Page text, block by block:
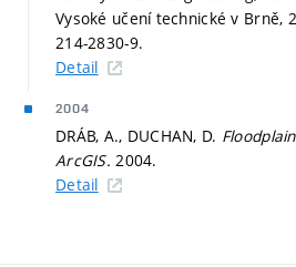
Vysoké učení technické v Brně,
214-2830-9.
Detail
2004
DRÁB, A., DUCHAN, D.
ArcGIS. 2004.
Detail